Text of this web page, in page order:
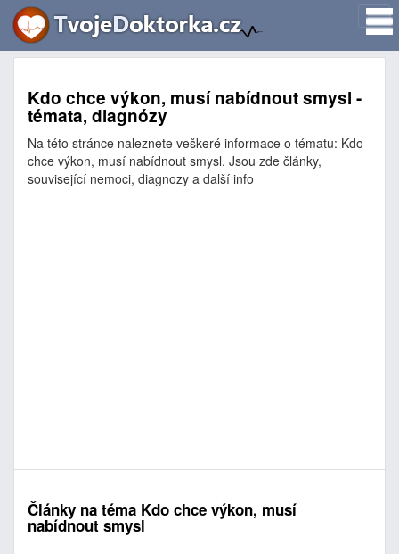
Kdo chce výkon, musí nabídnout smysl -
témata, diagnózy
Na této stránce naleznete veškeré informace o tématu: Kdo
chce výkon, musí nabídnout smysl. Jsou zde články,
související nemoci, diagnozy a další info
Články na téma Kdo chce výkon, musí
nabídnout smysl